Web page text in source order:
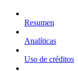
Resumen
Analíticas
Uso de créditos